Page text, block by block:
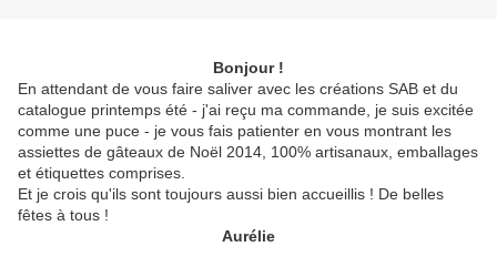
Bonjour !
En attendant de vous faire saliver avec les créations SAB et du
catalogue printemps été - j'ai reçu ma commande, je suis excitée
comme une puce - je vous fais patienter en vous montrant les
assiettes de gâteaux de Noël 2014, 100% artisanaux, emballages
et étiquettes comprises.
Et je crois qu'ils sont toujours aussi bien accueillis ! De belles
fêtes à tous !
Aurélie